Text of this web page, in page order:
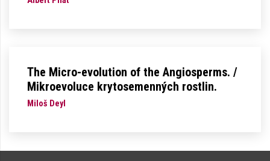
The Micro-evolution of the Angiosperms. /
Mikroevoluce krytosemenných rostlin.
Miloš Deyl